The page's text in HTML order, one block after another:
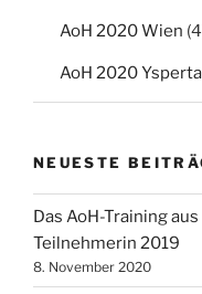
AoH 2020 Wien
AoH 2020
NEUESTE
Das AoH-Training
Teilnehmerin 2019
8. November 2020